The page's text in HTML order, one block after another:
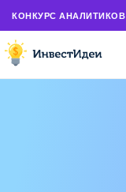
КОНКУРС АНАЛИТИКОВ